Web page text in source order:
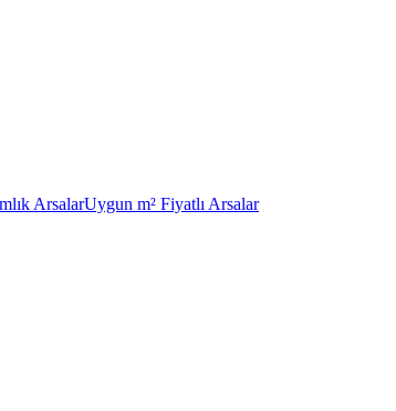
ArsalarUygun m² Fiyatlı Arsalar